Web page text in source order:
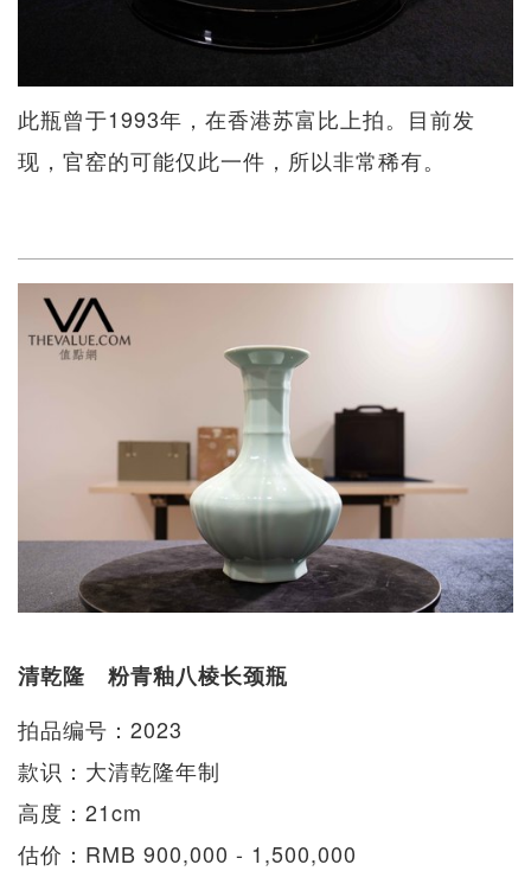
此瓶曾于1993年，在香港苏富比上拍。目前发
现，官窑的可能仅此一件，所以非常稀有。
清乾隆 粉青釉八棱长颈瓶
拍品编号：2023
款识：大清乾隆年制
高度：21cm
估价：RMB 900,000 - 1,500,000